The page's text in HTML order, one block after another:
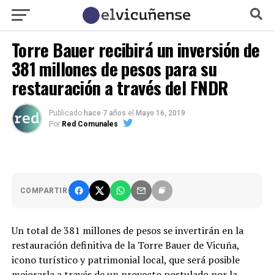
Torre Bauer recibirá un inversión de
381 millones de pesos para su
restauración a través del FNDR
Publicado hace 7 años el Mayo 16, 2019
Por Red Comunales
COMPARTIR
Un total de 381 millones de pesos se invertirán en la
restauración definitiva de la Torre Bauer de Vicuña,
icono turístico y patrimonial local, que será posible